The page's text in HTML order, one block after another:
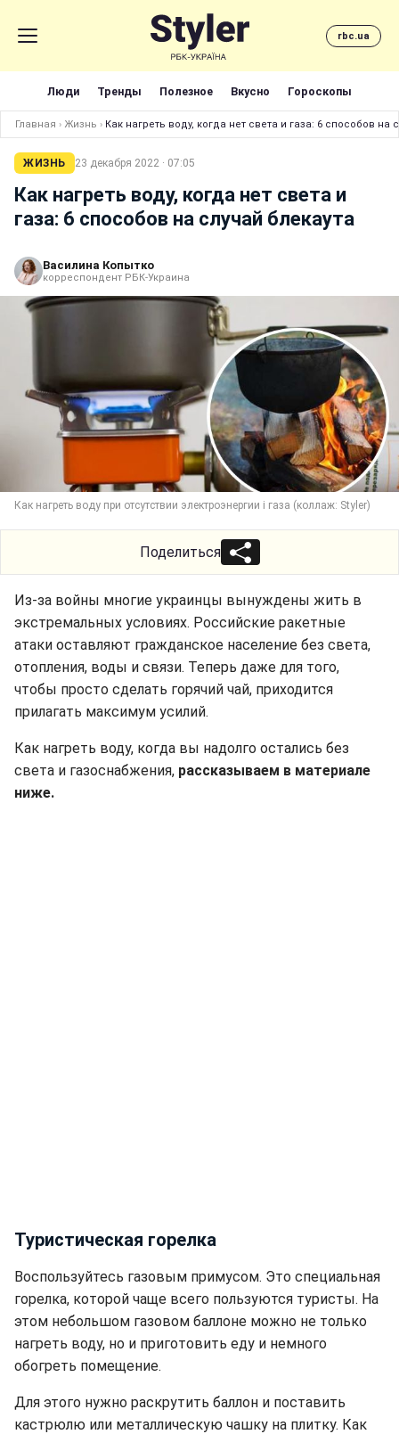
rbc.ua
Люди Тренды Полезное Вкусно Гороскопы
Главная › Жизнь › Как нагреть воду, когда нет света и газа: 6 способов на
ЖИЗНЬ 23 декабря 2022 · 07:05
Как нагреть воду, когда нет света и
газа: 6 способов на случай блекаута
Василина Копытко
корреспондент РБК-Украина
Как нагреть воду при отсутствии электроэнергии і газа (коллаж: Styler)
Поделиться
Из-за войны многие украинцы вынуждены жить в
экстремальных условиях. Российские ракетные
атаки оставляют гражданское население без света,
отопления, воды и связи. Теперь даже для того,
чтобы просто сделать горячий чай, приходится
прилагать максимум усилий.
Как нагреть воду, когда вы надолго остались без
света и газоснабжения, рассказываем в материале
ниже.
Туристическая горелка
Воспользуйтесь газовым примусом. Это специальная
горелка, которой чаще всего пользуются туристы. На
этом небольшом газовом баллоне можно не только
нагреть воду, но и приготовить еду и немного
обогреть помещение.
Для этого нужно раскрутить баллон и поставить
кастрюлю или металлическую чашку на плитку. Как